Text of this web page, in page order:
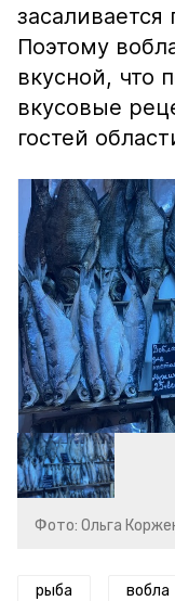
Поэтому
вкусной, что
вкусовые
гостей
Фото: Ольга
рыба вобла